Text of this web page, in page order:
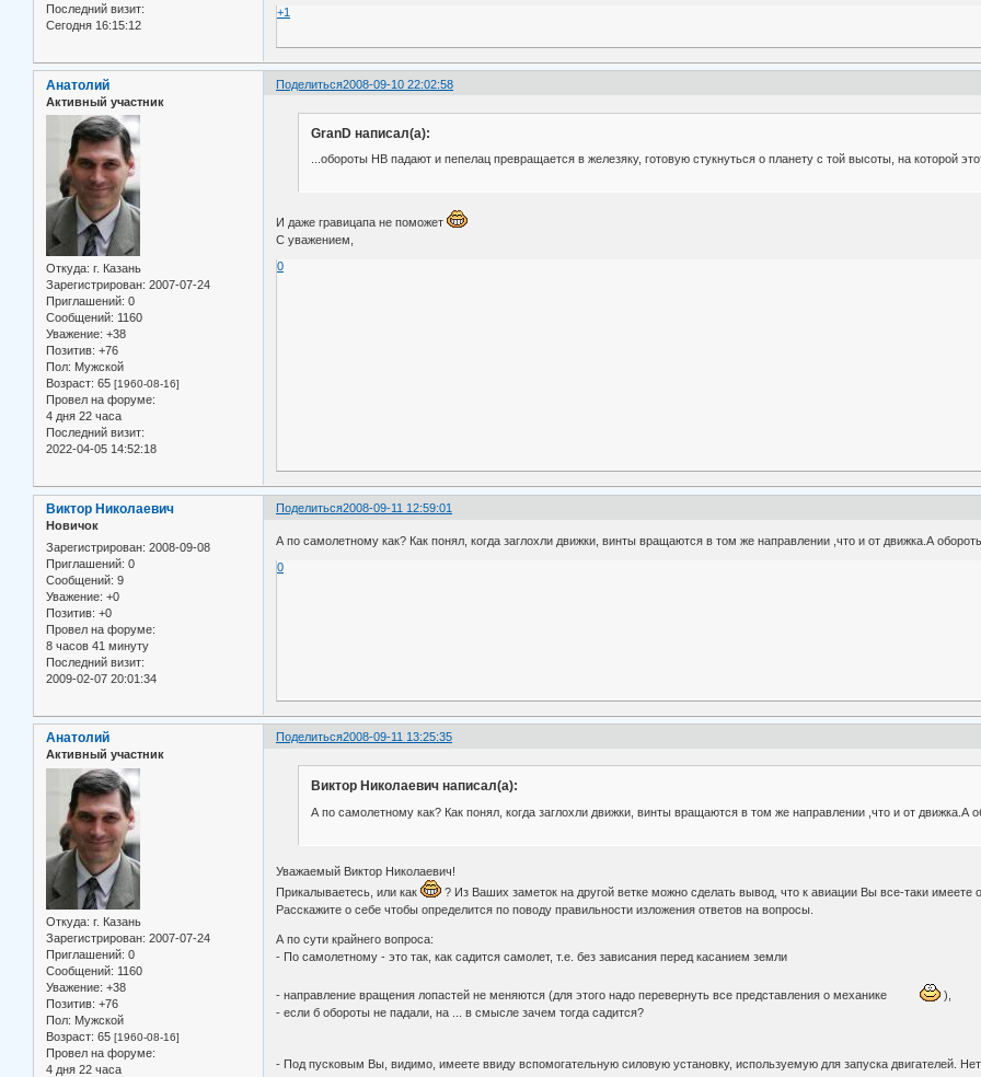
Последний визит:
Сегодня 16:15:12
+1
Поделиться2008-09-10 22:02:58
Анатолий
Активный участник
Откуда: г. Казань
Зарегистрирован: 2007-07-24
Приглашений: 0
Сообщений: 1160
Уважение: +38
Позитив: +76
Пол: Мужской
Возраст: 65 [1960-08-16]
Провел на форуме:
4 дня 22 часа
Последний визит:
2022-04-05 14:52:18
GranD написал(а):
...обороты НВ падают и пепелац превращается в железяку, готовую стукнуться о планету с той высоты, на которой
И даже гравицапа не поможет
С уважением,
0
Поделиться2008-09-11 12:59:01
Виктор Николаевич
Новичок
Зарегистрирован: 2008-09-08
Приглашений: 0
Сообщений: 9
Уважение: +0
Позитив: +0
Провел на форуме:
8 часов 41 минуту
Последний визит:
2009-02-07 20:01:34
А по самолетному как? Как понял, когда заглохли движки, винты вращаются в том же направлении ,что и от движка.А
0
Поделиться2008-09-11 13:25:35
Анатолий
Активный участник
Откуда: г. Казань
Зарегистрирован: 2007-07-24
Приглашений: 0
Сообщений: 1160
Уважение: +38
Позитив: +76
Пол: Мужской
Возраст: 65 [1960-08-16]
Провел на форуме:
4 дня 22 часа
Виктор Николаевич написал(а):
А по самолетному как? Как понял, когда заглохли движки, винты вращаются в том же направлении ,что и от
Уважаемый Виктор Николаевич!
Прикалываетесь, или как
? Из Ваших заметок на другой ветке можно сделать вывод, что к авиации Вы все-таки
Расскажите о себе чтобы определится по поводу правильности изложения ответов на вопросы.
А по сути крайнего вопроса:
- По самолетному - это так, как садится самолет, т.е. без зависания перед касанием земли
- направление вращения лопастей не меняются (для этого надо перевернуть все представления о механике
),
- если б обороты не падали, на ... в смысле зачем тогда садится?
- Под пусковым Вы, видимо, имеете ввиду вспомогательную силовую установку, используемую для запуска двигателей.